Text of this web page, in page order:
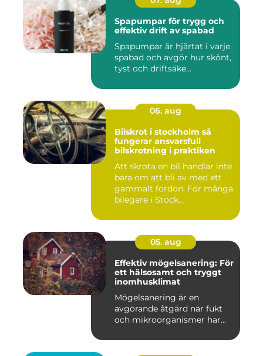
Spapumpar för trygg och
effektiv drift av spabad
Spapumpar är hjärtat i varje
spabad och avgör hur skönt,
tyst och driftsäke...
06. aug
Bilskrot i stockholm så
fungerar ansvarsfull
bilskrotning i praktiken
Att skrota en bil handlar inte
bara om att bli av med ett
gammalt fordon. För många
bilegare i Stock...
05. aug
Effektiv mögelsanering: För
ett hälsosamt och tryggt
inomhusklimat
Mögelsanering är en
avgörande åtgärd när fukt
och mikroorganismer har...